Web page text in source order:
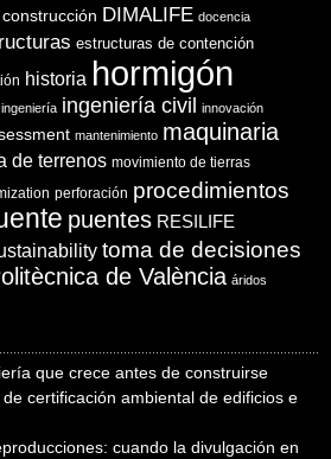
construcción DIMALIFE docencia
estructuras de contención
historia hormigón
ingeniería ingeniería civil innovación
mantenimiento maquinaria
de terrenos movimiento de tierras
perforación procedimientos
puentes RESILIFE
toma de decisiones
de València áridos
que crece antes de construirse
certificación ambiental de edificios e
cuando la divulgación en